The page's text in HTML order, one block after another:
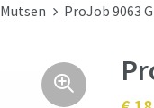
Mutsen ProJob 9063